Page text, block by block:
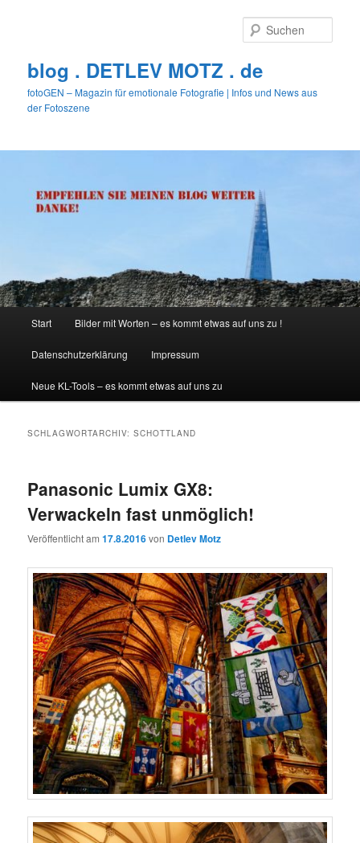
blog . DETLEV MOTZ . de
fotoGEN – Magazin für emotionale Fotografie | Infos und News aus
der Fotoszene
Start Bilder mit Worten – es kommt etwas auf uns zu !
Datenschutzerklärung Impressum
Neue KL-Tools – es kommt etwas auf uns zu
SCHLAGWORTARCHIV:SCHOTTLAND
Panasonic Lumix GX8:
Verwackeln fast unmöglich!
Veröffentlicht am17.8.2016von Detlev Motz